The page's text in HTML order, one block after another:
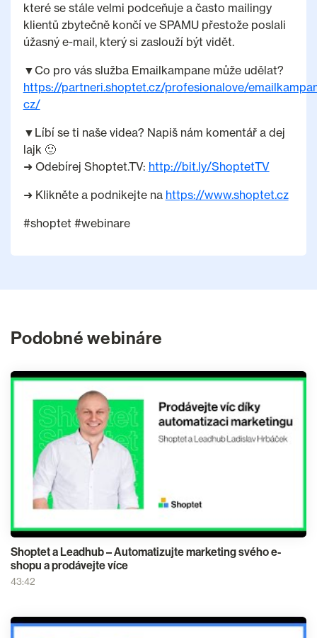
které se stále velmi podceňuje a často mailingy
klientů zbytečně končí ve SPAMU přestože poslali
úžasný e-mail, který si zaslouží být vidět.
▼Co pro vás služba Emailkampane může udělat?
https://partneri.shoptet.cz/profesionalove/
cz/
▼Líbí se ti naše videa? Napiš nám komentář a dej
lajk 🙂
➜ Odebírej Shoptet.TV: http://bit.ly/ShoptetTV
➜ Klikněte a podnikejte na https://www.shoptet.cz
#shoptet #webinare
Podobné webináre
Shoptet a Leadhub – Automatizujte marketing svého e-
shopu a prodávejte více
43:42